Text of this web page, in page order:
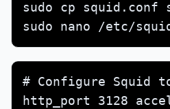
sudo cp squid.conf
sudo nano /etc/
# Configure Squid
http_port 3128